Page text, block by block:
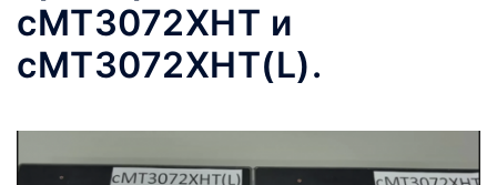
cMT3072XHT и
cMT3072XHT(L).